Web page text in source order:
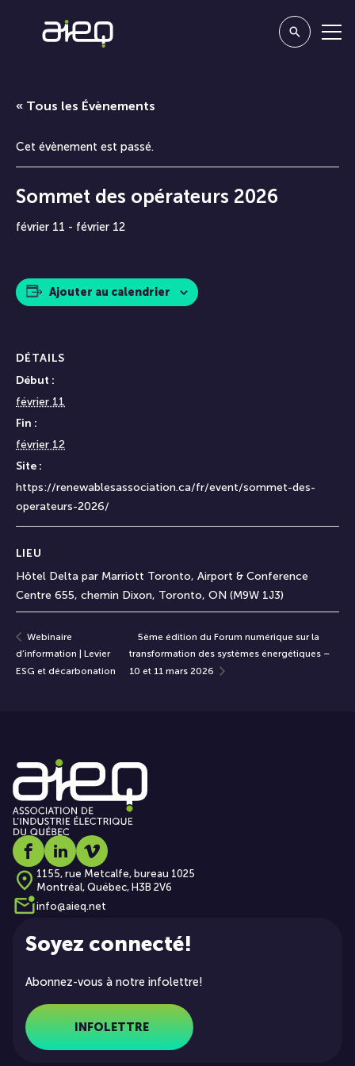
« Tous les Évènements
Cet évènement est passé.
Sommet des opérateurs 2026
février 11 - février 12
Ajouter au calendrier
DÉTAILS
Début :
février 11
Fin :
février 12
Site :
https://renewablesassociation.ca/fr/event/sommet-des-
operateurs-2026/
LIEU
Hôtel Delta par Marriott Toronto, Airport & Conference
Centre 655, chemin Dixon, Toronto, ON (M9W 1J3)
Webinaire
d’information | Levier
ESG et décarbonation
5ème édition du Forum numérique sur la
transformation des systèmes énergétiques –
10 et 11 mars 2026
Social media link icon-facebook
Social media link icon-linkedin
Social media link icon-vimeo
1155, rue Metcalfe, bureau 1025
Montréal, Québec, H3B 2V6
info@aieq.net
Soyez connecté!
Abonnez-vous à notre infolettre!
INFOLETTRE